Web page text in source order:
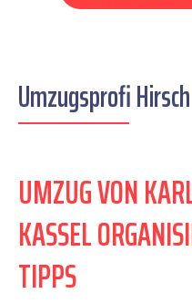
Umzugsprofi
UMZUG VON
KASSEL
TIPPS